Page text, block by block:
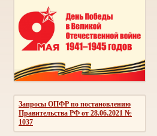
Запросы ОПФР по постановлению
Правительства РФ от 28.06.2021 №
1037